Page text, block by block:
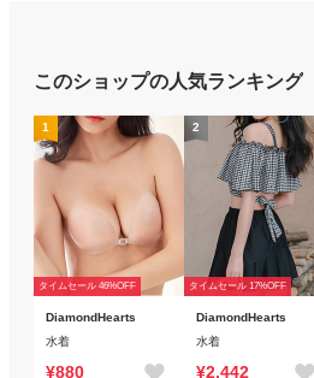
このショップの人気ランキング
1
タイムセール 46%OFF
DiamondHearts
水着
¥880
2
タイムセール 17%OFF
DiamondHearts
水着
¥2,442